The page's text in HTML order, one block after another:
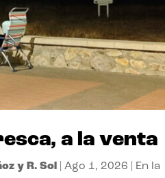
a la venta
y R. Sol Ago 1, 2026
En la